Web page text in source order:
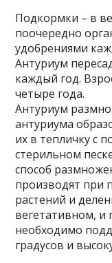
Подкормки – в
поочередно
удобрениями
Антуриум
каждый год.
четыре года.
Антуриум
антуриума
их в тепличку с
стерильном
способ
производят при
растений и
вегетативном,
необходимо
градусов и